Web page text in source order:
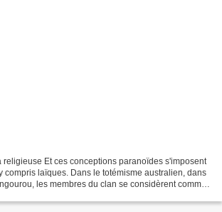
Et ces conceptions paranoïdes s'imposent
compris laïques. Dans le totémisme australien, dans
les membres du clan se considèrent comme